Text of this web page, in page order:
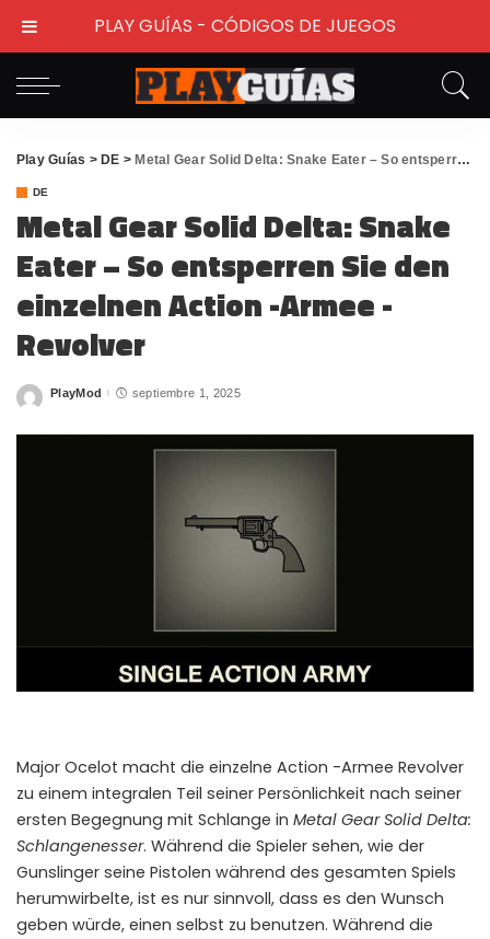
Play Guías > DE > Metal Gear Solid Delta: Snake Eater – So entsperren Sie den einzelnen Action -Armee -Revolver
DE
Metal Gear Solid Delta: Snake
Eater – So entsperren Sie den
einzelnen Action -Armee -
Revolver
Posted
PlayMod septiembre 1, 2025
Major Ocelot macht die einzelne Action -Armee Revolver
zu einem integralen Teil seiner Persönlichkeit nach seiner
ersten Begegnung mit Schlange in Metal Gear Solid Delta:
Schlangenesser. Während die Spieler sehen, wie der
Gunslinger seine Pistolen während des gesamten Spiels
herumwirbelte, ist es nur sinnvoll, dass es den Wunsch
geben würde, einen selbst zu benutzen. Während die
PLAY GUÍAS - CÓDIGOS DE JUEGOS